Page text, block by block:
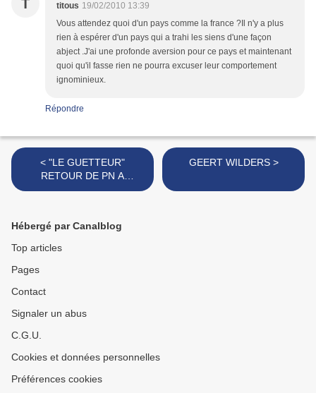
T titous 19/02/2010 13:39
Vous attendez quoi d'un pays comme la france ?Il n'y a plus
rien à espérer d'un pays qui a trahi les siens d'une façon
abject .J'ai une profonde aversion pour ce pays et maintenant
quoi qu'il fasse rien ne pourra excuser leur comportement
ignominieux.
Répondre
< "LE GUETTEUR"
RETOUR DE PN A
DOUAOUDA
GEERT WILDERS >
Hébergé par Canalblog
Top articles
Pages
Contact
Signaler un abus
C.G.U.
Cookies et données personnelles
Préférences cookies